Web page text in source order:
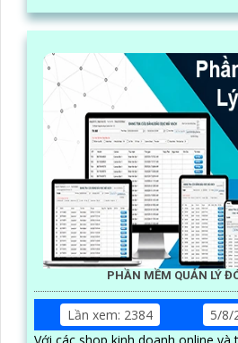
PHẦN MỀM QUẢN LÝ
Lần xem: 2384
5/8/